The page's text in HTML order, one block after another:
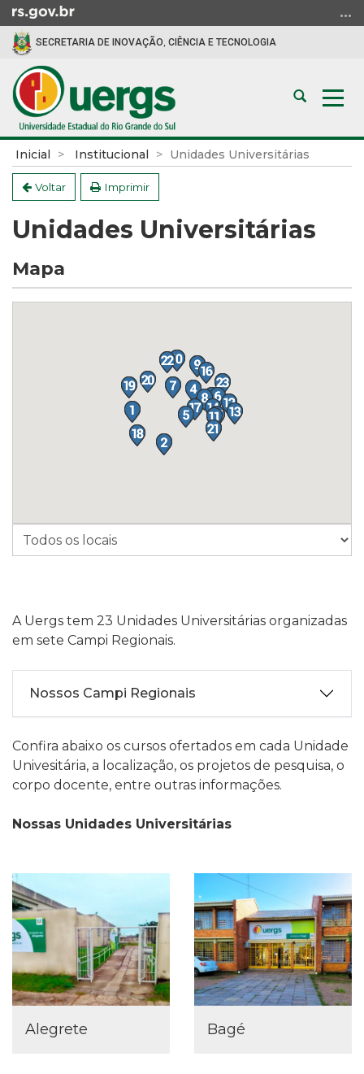
para
conteúdo
para
menu
para
busca
SECRETARIA DE INOVAÇÃO, CIÊNCIA E TECNOLOGIA
Abrir
busca
Início
do
conteúdo
Inicial Institucional Unidades Universitárias
Voltar Imprimir
Unidades Universitárias
Mapa
A Uergs tem 23 Unidades Universitárias organizadas
em sete Campi Regionais.
Nossos Campi Regionais
Confira abaixo os cursos ofertados em cada Unidade
Univesitária, a localização, os projetos de pesquisa, o
corpo docente, entre outras informações.
Nossas Unidades Universitárias
Alegrete Bagé